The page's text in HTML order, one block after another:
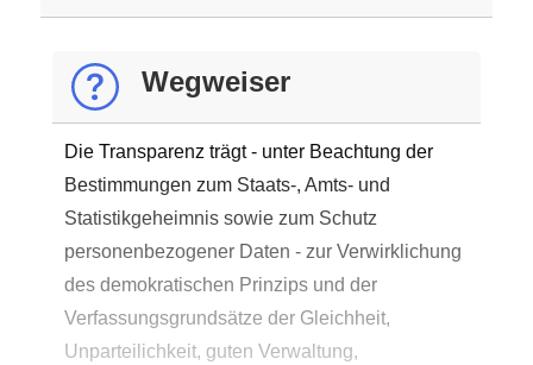
Wegweiser
Die Transparenz trägt - unter Beachtung der
Bestimmungen zum Staats-, Amts- und
Statistikgeheimnis sowie zum Schutz
personenbezogener Daten - zur Verwirklichung
des demokratischen Prinzips und der
Verfassungsgrundsätze der Gleichheit,
Unparteilichkeit, guten Verwaltung,